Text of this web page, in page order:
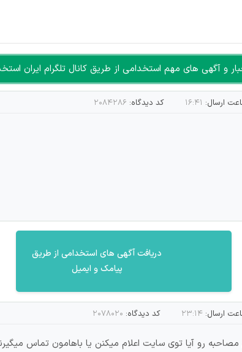
غیر مجاز می باشد.
و چه فردی توسط کاربران سایت وجود ندارد.
و آگهی های مهم استخدامی از طریق کانال تلگرام ایران
ارسال: ۱۶:۴۱ کد دیدگاه: ۲۰۸۴۲۸۶
دریافت آگهی های استخدامی از طریق
پیامک و ایمیل
ارسال: ۲۳:۱۴ کد دیدگاه: ۲۰۷۸۰۲۰
رو آیا توی سایت اعلام میکنن یا باهامون تماس